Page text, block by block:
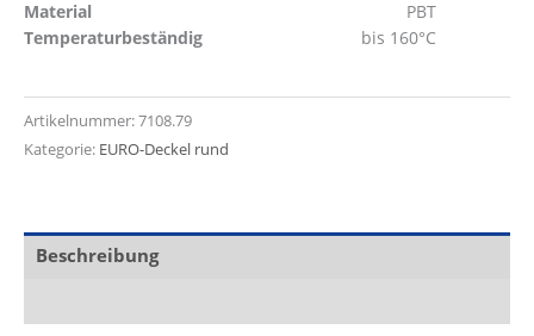
Material
PBT
Temperaturbeständig
bis 160°C
Artikelnummer:7108.79
Kategorie: EURO-Deckel rund
Beschreibung